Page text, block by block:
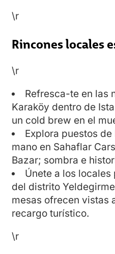
\r
Rincones locales
\r
Refresca-te en las
Karaköy dentro de
un cold brew en el
Explora puestos
mano en Sahaflar
Bazar; sombra e
Únete a los
del distrito
mesas ofrecen vistas
recargo turístico.
\r